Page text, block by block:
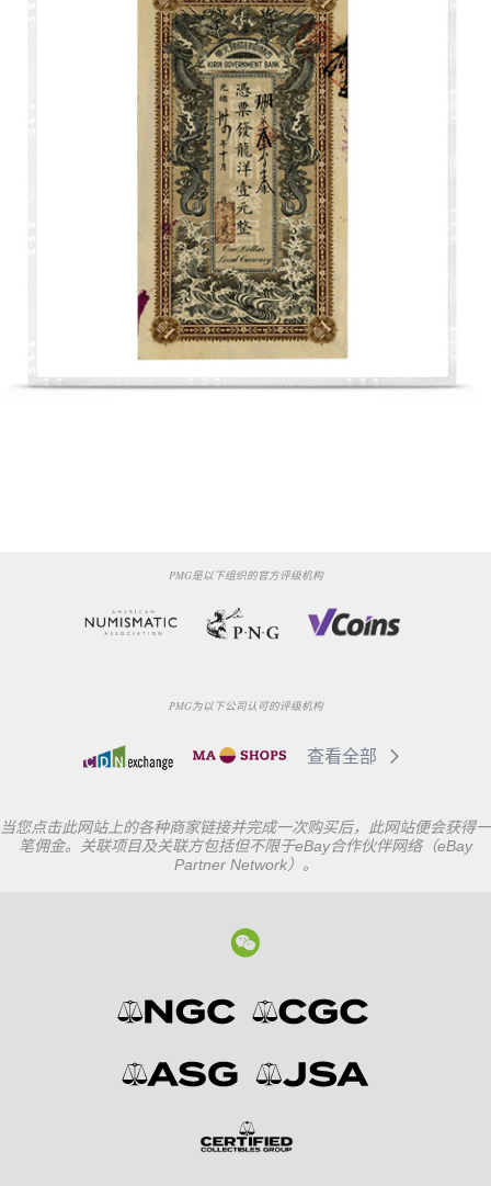
PMG是以下组织的官方评级机构
PMG为以下公司认可的评级机构
查看全部
当您点击此网站上的各种商家链接并完成一次购买后，此网站便会获得一
笔佣金。关联项目及关联方包括但不限于eBay合作伙伴网络（eBay
Partner Network）。